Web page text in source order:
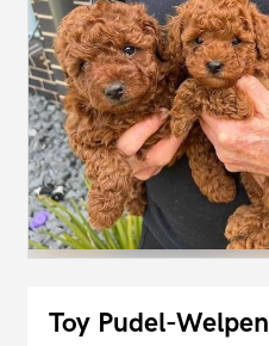
Toy Pudel-Welpen